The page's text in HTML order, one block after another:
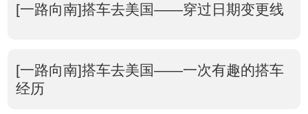
[一路向南]搭车去美国——穿过日期变更线
[一路向南]搭车去美国——一次有趣的搭车
经历